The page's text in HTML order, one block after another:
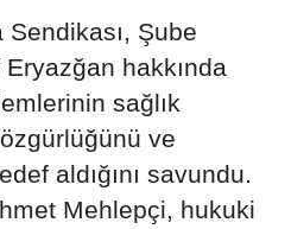
Sendikası, Şube
Eryazğan hakkında
sağlık
özgürlüğünü ve
aldığını savundu.
Mehlepçi, hukuki